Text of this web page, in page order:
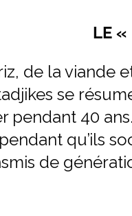
LE «
de la viande
se
pendant 40
qu’ils
de